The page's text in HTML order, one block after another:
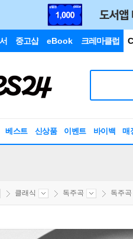
중고샵 eBook 크레마클럽
베스트 신상품 이벤트 바이백 매
클래식 독주곡 독주